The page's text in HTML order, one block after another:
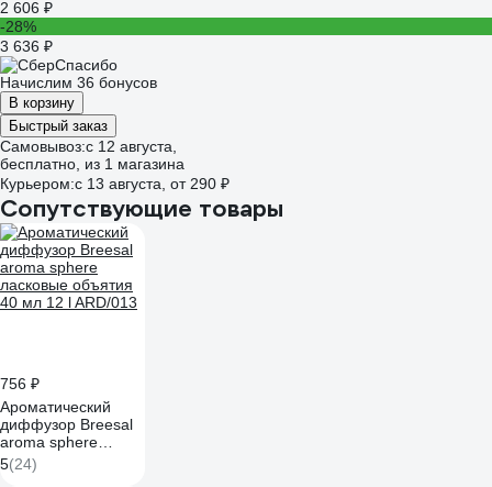
2 606 ₽
-28%
3 636 ₽
Начислим 36 бонусов
В корзину
Быстрый заказ
Самовывоз:c 12 августа,
бесплатно , из 1 магазина
Курьером:c 13 августа, от 290 ₽
Сопутствующие товары
756 ₽
Ароматический
диффузор Breesal
aroma sphere
ласковые объятия
40 мл 12 l ARD/013
5(24)